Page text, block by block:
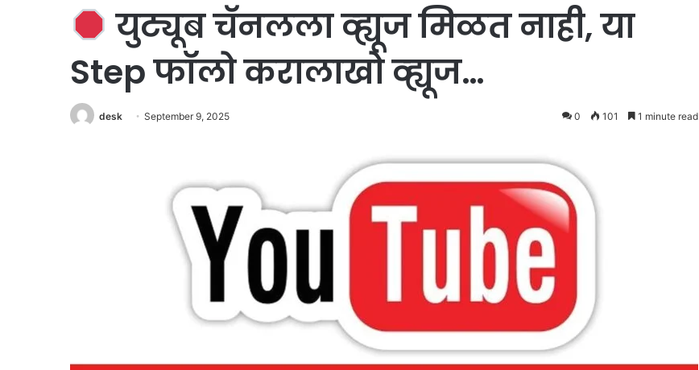
युट्यूब चॅनलला व्ह्यूज मिळत नाही, या
Step फॉलो करालाखो व्ह्यूज…
desk September 9, 2025 0 101 1 minute read